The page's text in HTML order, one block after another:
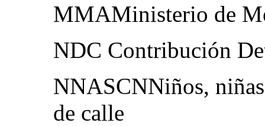
MMAMinisterio de
NDC Contribución
NNASCNNiños,
de calle